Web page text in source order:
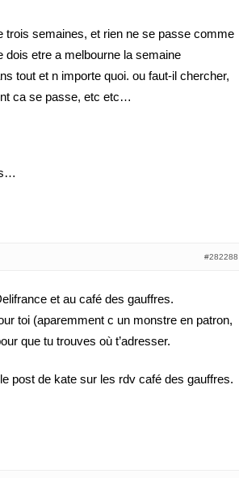
trois semaines, et rien ne se passe comme
etre a melbourne la semaine
tout et n importe quoi. ou faut-il chercher,
ca se passe, etc etc…
#282288
et au café des gauffres.
toi (aparemment c un monstre en patron,
que tu trouves où t’adresser.
post de kate sur les rdv café des gauffres.